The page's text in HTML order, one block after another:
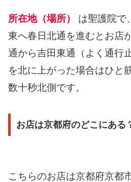
所在地（場所）
は聖護院で
東へ春日北通を進むとお店
通から吉田東通（よく通行
を北に上がった場合はひと
数十秒北側です。
お店は京都府のどこにある
こちらのお店は京都府京都